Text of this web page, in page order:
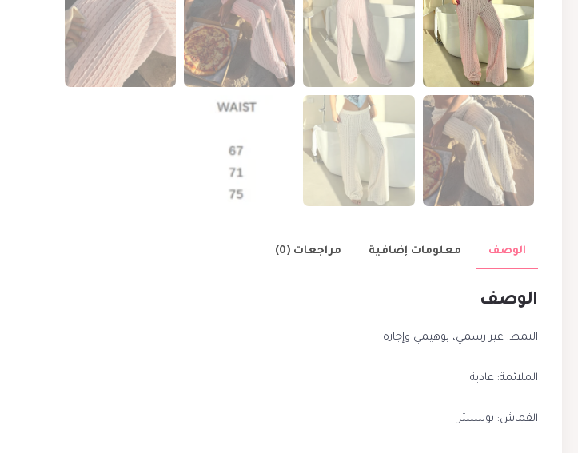
الوصف معلومات إضافية مراجعات (0)
الوصف
النمط: غير رسمي، بوهيمي وإجازة
الملائمة: عادية
القماش: بوليستر